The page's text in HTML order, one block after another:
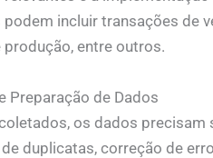
incluir transações de
entre outros.
Preparação de Dados
os dados
duplicatas, correção de